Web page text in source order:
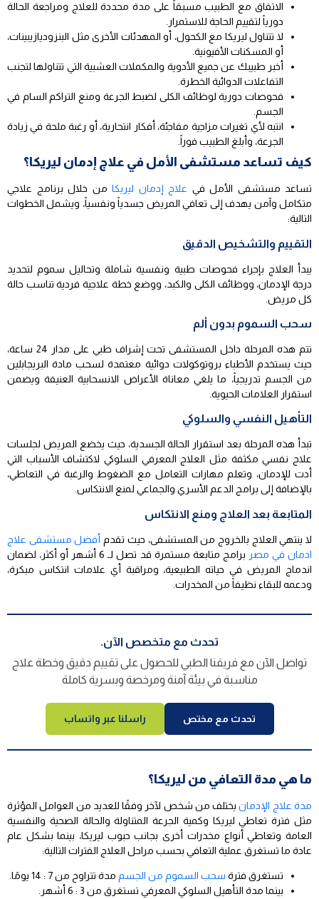
الاتفاق مع الطبيب مسبقاً على مدة محددة للعلاج ومراجعة الحالة
دورياً لتقييم الحاجة للاستمرار.
لا تتناول ليريكا مع الكحول، أو المهدئات الأخرى مثل البنزوديازيبينات،
أو المسكنات الأفيونية.
أخبر طبيبك عن جميع الأدوية والمكملات العشبية التي تتناولها لتجنب
التفاعلات الدوائية الخطرة.
فحوصات دورية لوظائف الكلى لضبط الجرعة ومنع التراكم السام في
الجسم.
انتبه لأي تغيرات مزاجية مفاجئة، أفكار انتحارية، أو رغبة ملحة في زيادة
الجرعة، وأبلغ الطبيب فوراً.
كيف تساعد مستشفى الأمل في علاج إدمان ليريكا؟
تساعد مستشفى الأمل في علاج إدمان ليريكا من خلال برنامج علاجي
متكامل وآمن يهدف إلى تعافي المريض جسدياً ونفسياً، ويشمل الخطوات
التالية:
التقييم والتشخيص الدقيق
يبدأ العلاج بإجراء فحوصات طبية ونفسية شاملة وتحاليل سموم لتحديد
درجة الإدمان، ووظائف الكلى والكبد، ووضع خطة علاجية فردية تناسب حالة
كل مريض.
سحب السموم بدون ألم
تتم هذه المرحلة داخل المستشفى تحت إشراف طبي على مدار 24 ساعة،
حيث يستخدم الأطباء بروتوكولات دوائية معتمدة لسحب مادة البريجابلين
من الجسم تدريجياً، ما يلغي معاناة الأعراض الانسحابية العنيفة ويضمن
استقرار العلامات الحيوية.
التأهيل النفسي والسلوكي
تبدأ هذه المرحلة بعد استقرار الحالة الجسدية، حيث يخضع المريض لجلسات
علاج نفسي مكثفة مثل العلاج المعرفي السلوكي لاكتشاف الأسباب التي
أدت للإدمان، وتعلم مهارات التعامل مع الضغوط والرغبة في التعاطي،
بالإضافة إلى برامج الدعم الأسري والجماعي لمنع الانتكاس.
المتابعة بعد العلاج ومنع الانتكاس
لا ينتهي العلاج بالخروج من المستشفى، حيث تقدم أفضل مستشفى علاج
ادمان في مصر
برامج متابعة مستمرة قد تصل لـ 6 أشهر أو أكثر، لضمان
اندماج المريض في حياته الطبيعية، ومراقبة أي علامات انتكاس مبكرة،
ودعمه للبقاء نظيفاً من المخدرات.
تحدث مع متخصص الآن.
تواصل الآن مع فريقنا الطبي للحصول على تقييم دقيق وخطة علاج
مناسبة في بيئة آمنة ومرخصة وبسرية كاملة
تحدث مع مختص راسلنا عبر واتساب
ما هي مدة التعافي من ليريكا؟
مدة علاج الإدمانيختلف من شخص لآخر وفقًا للعديد من العوامل المؤثرة
مثل فترة تعاطي ليريكا وكمية الجرعة المتناولة والحالة الصحية والنفسية
العامة وتعاطي أنواع مخدرات أخرى بجانب حبوب ليريكا، بينما بشكل عام
عادة ما تستغرق عملية التعافي بحسب مراحل العلاج الفترات التالية:
تستغرق فترة سحب السموم من الجسم مدة تتراوح من 7 : 14 يومًا.
بينما مدة التأهيل السلوكي المعرفي تستغرق من 3 : 6 أشهر.